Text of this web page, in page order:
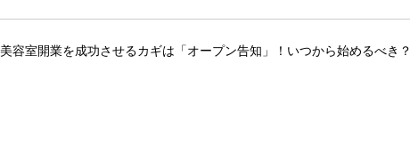
美容室開業を成功させるカギは「オープン告知」！いつから始めるべき？